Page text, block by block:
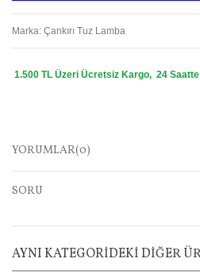
Marka: Çankırı Tuz Lamba
1.500 TL Üzeri Ücretsiz Kargo, 24
YORUMLAR(0)
SORU
AYNI KATEGORIDEKI DIĞER